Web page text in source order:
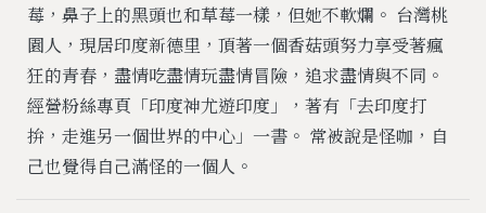
莓，鼻子上的黑頭也和草莓一樣，但她不軟爛。 台灣桃
園人，現居印度新德里，頂著一個香菇頭努力享受著瘋
狂的青春，盡情吃盡情玩盡情冒險，追求盡情與不同。
經營粉絲專頁「印度神尤遊印度」，著有「去印度打
拚，走進另一個世界的中心」一書。 常被說是怪咖，自
己也覺得自己滿怪的一個人。